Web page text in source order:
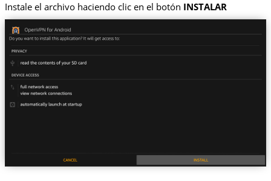
Instale el archivo haciendo clic en el botón INSTALAR